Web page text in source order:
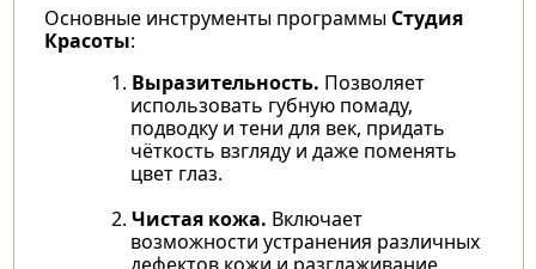
Основные инструменты программы Студия
Красоты:
Выразительность. Позволяет
использовать губную помаду,
подводку и тени для век, придать
чёткость взгляду и даже поменять
цвет глаз.
Чистая кожа. Включает
возможности устранения различных